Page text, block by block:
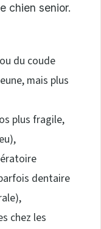
chien senior.
du coude
mais plus
plus fragile,
dentaire
chez les